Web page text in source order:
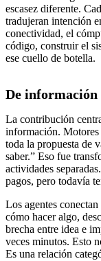
escasez diferente.
tradujeran intención
conectividad, el
código, construir el
ese cuello de botella.
De información
La contribución
información.
toda la propuesta de
saber.” Eso fue
actividades
pagos, pero todavía
Los agentes
cómo hacer algo,
brecha entre idea e
veces minutos. Esto
Es una relación